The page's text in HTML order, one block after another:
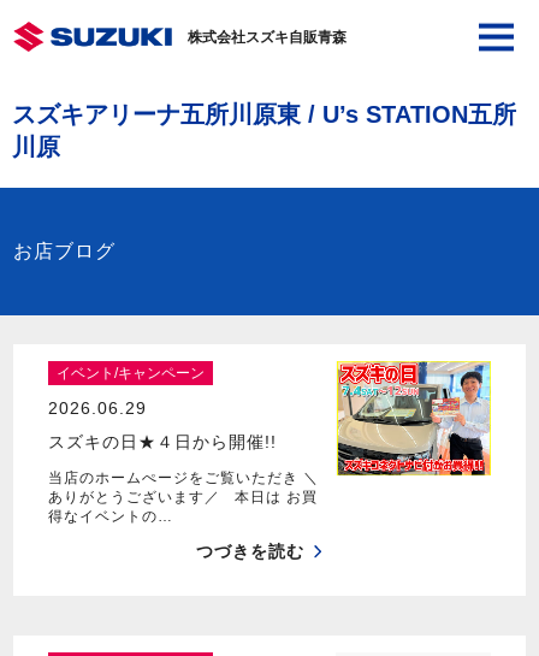
株式会社スズキ自販青森
スズキアリーナ五所川原東 / U’s STATION五所
川原
お店ブログ
イベント/キャンペーン
2026.06.29
スズキの日★４日から開催!!
当店のホームぺージをご覧いただき ＼
ありがとうございます／ 本日は お買
得なイベントの…
つづきを読む